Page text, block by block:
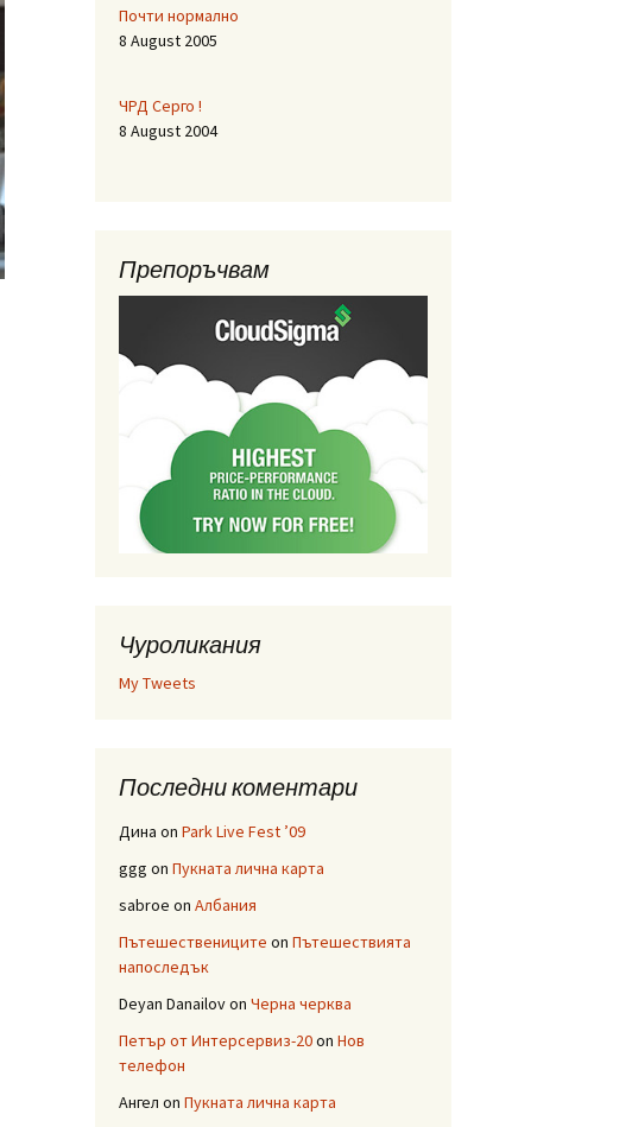
Почти нормално
8 August 2005
ЧРД Серго !
8 August 2004
Препоръчвам
Чуроликания
My Tweets
Последни коментари
Дина on Park Live Fest ’09
ggg on Пукната лична карта
sabroe on Албания
Пътешествениците on Пътешествията
напоследък
Deyan Danailovon Черна черква
Петър от Интерсервиз-20on Нов
телефон
Ангел on Пукната лична карта